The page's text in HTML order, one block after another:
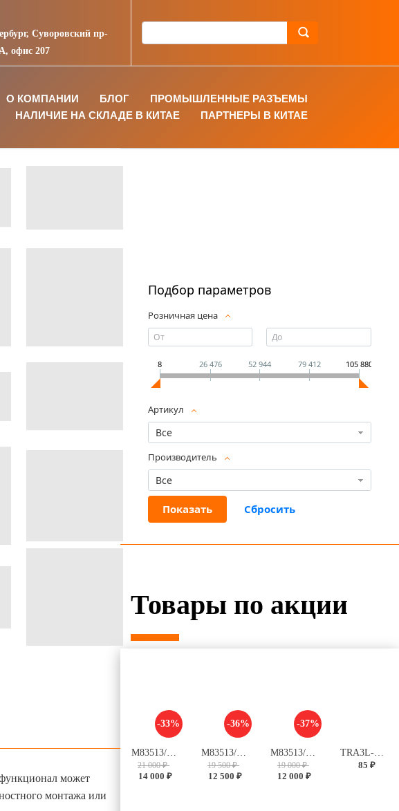
Суворовский пр-
офис 207
О КОМПАНИИ БЛОГ
ПРОМЫШЛЕННЫЕ РАЗЪЕМЫ
НАЛИЧИЕ НА СКЛАДЕ В КИТАЕ
ПАРТНЕРЫ В КИТАЕ
Подбор параметров
Розничная цена
8 26 476 52 944 79 412 105 880
Артикул
Все
Производитель
Все
Товары по акции
-33%
M83513/04-C03C
21 000 ₽
14 000 ₽
-36%
M83513/03-C03C
19 500 ₽
12 500 ₽
-37%
M83513/03-B03C
19 000 ₽
12 000 ₽
TRA3L-12VDC-S-2Z
85 ₽
может
монтажа или